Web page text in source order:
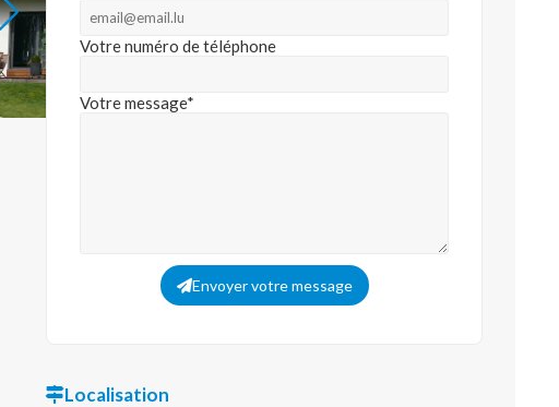
Votre numéro de téléphone
Votre message*
Envoyer votre message
Localisation